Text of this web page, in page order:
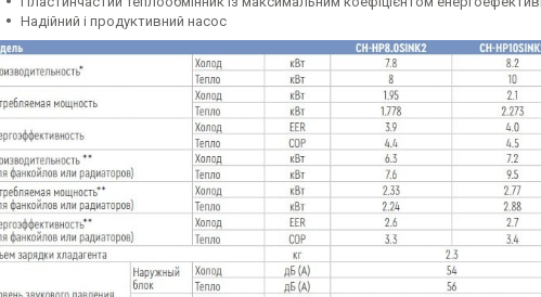
Надійний і продуктивний насос